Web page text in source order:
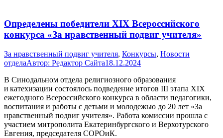
Определены победители XIX Всероссийского
конкурса «За нравственный подвиг учителя»
За нравственный подвиг учителя, Конкурсы, Новости
отделаАвтор: Редактор Сайта18.12.2024
В Синодальном отдела религиозного образования
и катехизации состоялось подведение итогов III этапа XIX
ежегодного Всероссийского конкурса в области педагогики,
воспитания и работы с детьми и молодежью до 20 лет «За
нравственный подвиг учителя». Работа комиссии прошла с
участием митрополита Екатеринбургского и Верхотурского
Евгения, председателя СОРОиК.